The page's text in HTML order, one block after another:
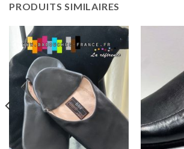
PRODUITS SIMILAIRES